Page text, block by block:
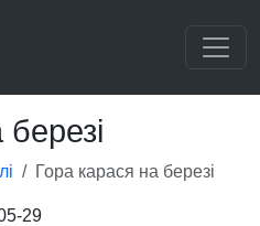
Гора карася на березі
29